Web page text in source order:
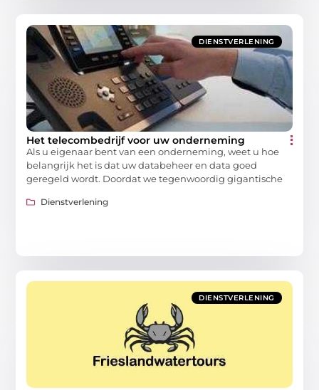
DIENSTVERLENING
Het telecombedrijf voor uw onderneming
Als u eigenaar bent van een onderneming, weet u hoe
belangrijk het is dat uw databeheer en data goed
geregeld wordt. Doordat we tegenwoordig gigantische
Dienstverlening
DIENSTVERLENING